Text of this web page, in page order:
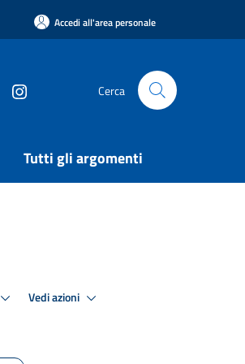
Accedi all'area personale
Cerca
Tutti gli argomenti
Vedi azioni